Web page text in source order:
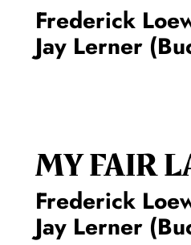
Frederick
Jay Lerner
MY FAIR
Frederick
Jay Lerner